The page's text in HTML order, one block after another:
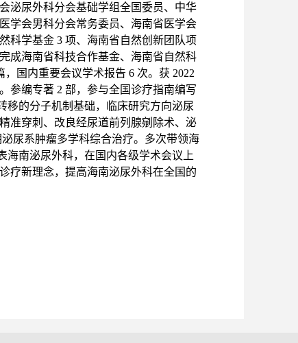
泌尿外科分会基础学组全国委员、中华
学会男科分会常务委员、海南省医学会
科学基金 3 项、海南省自然创新团队项
成海南省科技合作基金、海南省自然科
国内重要会议学术报告 6 次。获 2022
参编专著 2 部，参与全国诊疗指南编写
移的分子机制基础，临床研究方向泌尿
准穿刺、改良经尿道前列腺剜除术、泌
尿系肿瘤多学科综合治疗。多次带领海
海南泌尿外科，在国内各级学术会议上
疗新理念，提高海南泌尿外科在全国的